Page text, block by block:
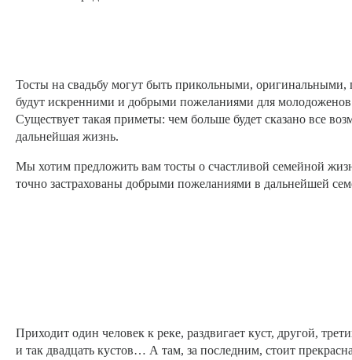
Тосты на свадьбу могут быть прикольными,
будут искренними и добрыми пожеланиями для
Существует такая приметы: чем больше будет сказано все
дальнейшая жизнь.
Мы хотим предложить вам тосты о счастливой семейной
точно застрахованы добрыми пожеланиями в дальнейшей
Приходит один человек к реке, раздвигает куст, другой,
и так двадцать кустов… А там, за последним, стоит